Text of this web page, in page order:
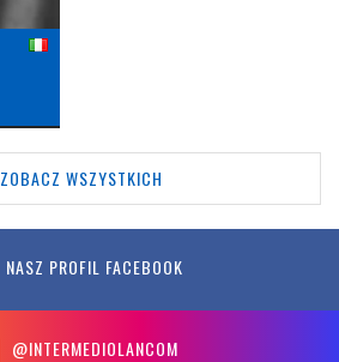
ZOBACZ WSZYSTKICH
NASZ PROFIL FACEBOOK
@INTERMEDIOLANCOM